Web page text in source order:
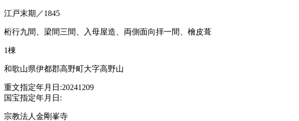
江戸末期／1845
桁行九間、梁間三間、入母屋造、両側面向拝一間、檜皮葺
1棟
和歌山県伊都郡高野町大字高野山
重文指定年月日:20241209
国宝指定年月日:
宗教法人金剛峯寺